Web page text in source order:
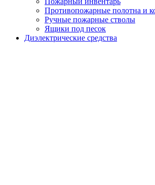
Противопожарные полотна и
Ручные пожарные стволы
Ящики под песок
Диэлектрические средства